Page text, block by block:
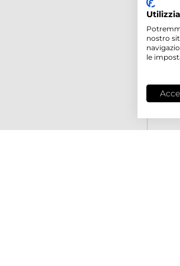
nostro
le